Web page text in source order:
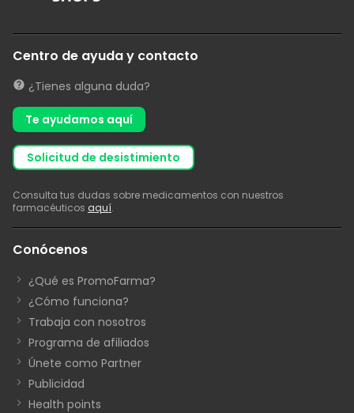
Centro de ayuda y contacto
¿Tienes alguna duda?
Te ayudamos aquí
solicitud de desistimiento
Consulta tus dudas sobre medicamentos con nuestros
farmacéuticos aquí.
Conócenos
¿Qué es PromoFarma?
¿Cómo funciona?
Trabaja con nosotros
Programa de afiliados
Únete como Partner
Publicidad
Health points